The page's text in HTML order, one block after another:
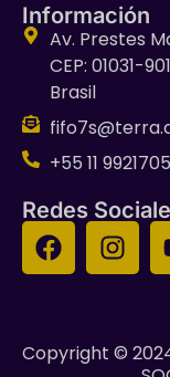
Información
Av. Prestes
CEP: 01031-
Brasil
+55 11
Redes
Copyright © 2024